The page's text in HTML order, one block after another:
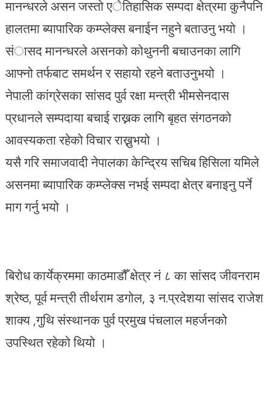
मानन्धरले असन जस्तो एेतिहासिक सम्पदा क्षेत्रमा कुनैपनि
हालतमा ब्यापारिक कम्प्लेक्स बनाईन नहुने बताउनु भयो ।
संासद मानन्धरले असनको कोथुननी बचाउनका लागि
आफ्नो तर्फबाट समर्थन र सहायो रहने बताउनुभयो ।
नेपाली कांग्रेसका सांसद पुर्व रक्षा मन्त्री भीमसेनदास
प्रधानले सम्पदाया बचाई राख्नक लागि बृहत संगठनको
आवस्यकता रहेको विचार राख्नुभयो ।
यसै गरि समाजवादी नेपालका केन्द्रिय सचिब हिसिला यमिले
असनमा ब्यापारिक कम्प्लेक्स नभई सम्पदा क्षेत्र बनाइनु पर्ने
माग गर्नु भयो ।
बिरोध कार्येक्रममा काठमाडौँ क्षेत्र नं ८ का सांसद जीवनराम
श्रेष्ठ, पूर्व मन्त्री तीर्थराम डगोल, ३ न.प्रदेशया सांसद राजेश
शाक्य ,गुथि संस्थानक पुर्व प्रमुख पंचलाल महर्जनको
उपस्थित रहेको थियो ।